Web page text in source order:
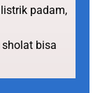
padam,
bisa